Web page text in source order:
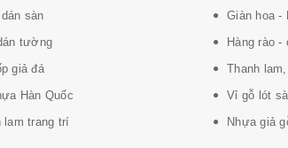
sàn
tường
giả đá
Hàn Quốc
lam trang trí
Giàn hoa -
Hàng rào -
Thanh
Vỉ gỗ lót
Nhựa giả